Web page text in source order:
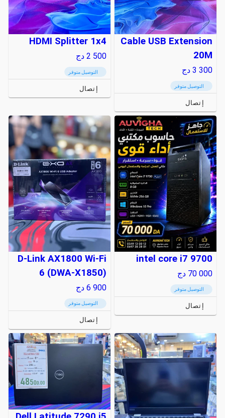
Cable USB Extension
20M
3 300 دج
التوصيل متوفر
إتصال
HDMI Splitter 1x4
2 500 دج
التوصيل متوفر
إتصال
intel core i7 9700
70 000 دج
التوصيل متوفر
إتصال
D-Link AX1800 Wi-Fi
6 (DWA-X1850)
6 900 دج
التوصيل متوفر
إتصال